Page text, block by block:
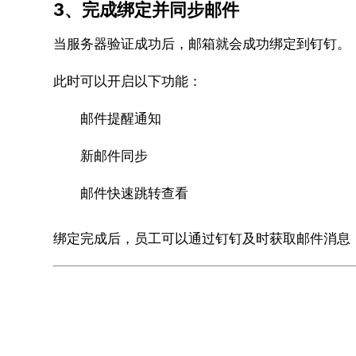
3、完成绑定并同步邮件
当服务器验证成功后，邮箱就会成功绑定到钉钉。
此时可以开启以下功能：
邮件提醒通知
新邮件同步
邮件快速跳转查看
绑定完成后，员工可以通过钉钉及时获取邮件消息